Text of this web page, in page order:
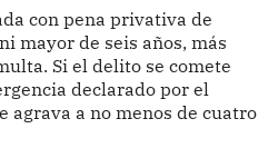
con pena privativa de
mayor de seis años, más
Si el delito se comete
declarado por el
agrava a no menos de cuatro